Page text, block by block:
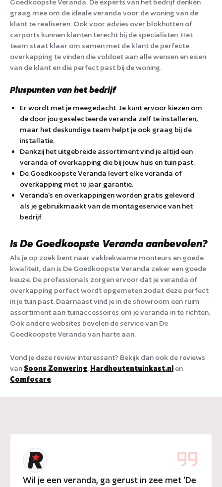
Goedkoopste Veranda. De experts van het bedrijf denken
graag mee om de ideale veranda voor de woning van de
klant te realiseren. Ook voor advies over blokhutten of
carports kunnen klanten terecht bij de specialisten. Het
team staat klaar om samen met de klant de perfecte
overkapping te vinden die voldoet aan alle wensen en eisen
van de klant en die perfect past bij de woning.
Pluspunten van het bedrijf
Er wordt met je meegedacht. Je kunt ervoor kiezen om
de door jou geselecteerde veranda zelf te installeren,
maar het deskundige team helpt je ook graag bij de
installatie.
Dankzij het uitgebreide assortiment vind je altijd een
veranda of overkapping die bij jouw huis en tuin past.
De Goedkoopste Veranda levert elke veranda of
overkapping met 10 jaar garantie.
Veranda's en overkappingen worden gratis geleverd
als je gebruikmaakt van de montageservice van het
bedrijf.
Is De Goedkoopste Veranda aanbevolen?
Als je op zoek bent naar vakbekwame monteurs en goede
kwaliteit, dan is De Goedkoopste Veranda zeker een goede
keuze. De professionals zorgen ervoor dat je veranda of
overkapping perfect wordt opgemeten zodat deze perfect
in je tuin past. Daarnaast vind je in de showroom een ruim
assortiment aan tuinaccessoires om je veranda in te richten.
Ook andere websites bevelen de service van De
Goedkoopste Veranda van harte aan.
Vond je deze review interessant? Bekijk dan ook de reviews
van Soons Zonwering, Hardhoutentuinkast.nl en
Comfocare
Wil je een veranda, ga gerust in zee met 'De